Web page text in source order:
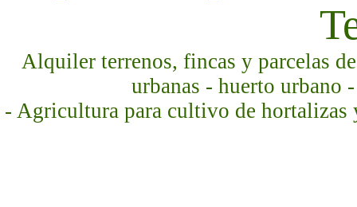
Alquiler terrenos, fincas y parcelas
urbanas - huerto urbano
- Agricultura para cultivo de hortalizas